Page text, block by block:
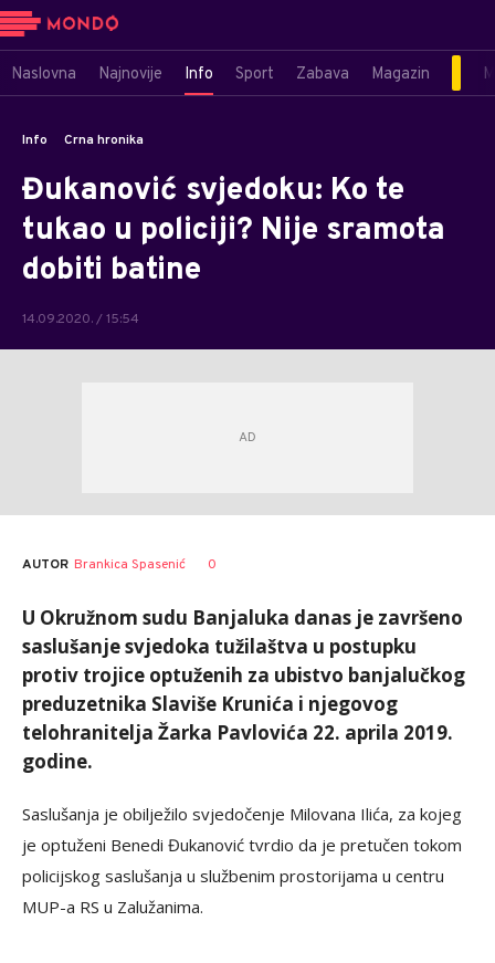
Naslovna Najnovije Info Sport Zabava Magazin
Info Crna hronika
Đukanović svjedoku: Ko te
tukao u policiji? Nije sramota
dobiti batine
14.09.2020. / 15:54
AUTOR Brankica Spasenić 0
U Okružnom sudu Banjaluka danas je završeno
saslušanje svjedoka tužilaštva u postupku
protiv trojice optuženih za ubistvo banjalučkog
preduzetnika Slaviše Krunića i njegovog
telohranitelja Žarka Pavlovića 22. aprila 2019.
godine.
Saslušanja je obilježilo svjedočenje Milovana Ilića, za kojeg
je optuženi Benedi Đukanović tvrdio da je pretučen tokom
policijskog saslušanja u službenim prostorijama u centru
MUP-a RS u Zalužanima.